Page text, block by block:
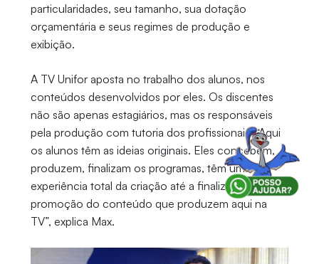
particularidades, seu tamanho, sua dotação
orçamentária e seus regimes de produção e
exibição.
A TV Unifor aposta no trabalho dos alunos, nos
conteúdos desenvolvidos por eles. Os discentes
não são apenas estagiários, mas os responsáveis
pela produção com tutoria dos profissionais. “Aqui
os alunos têm as ideias originais. Eles concebem,
produzem, finalizam os programas, têm uma
experiência total da criação até a finalização e a
promoção do conteúdo que produzem aqui na
TV”, explica Max.